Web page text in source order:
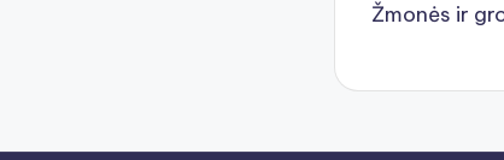
Žmonės ir